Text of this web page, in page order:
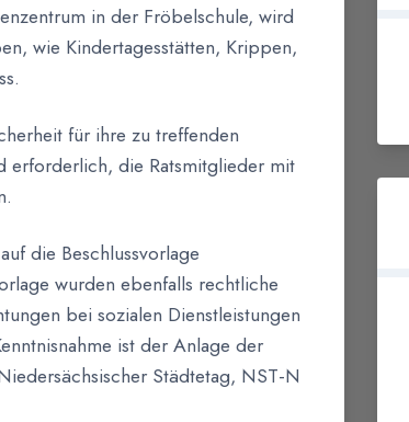
in der Fröbelschule, wird
wie Kindertagesstätten, Krippen,
für ihre zu treffenden
erforderlich, die Ratsmitglieder mit
die Beschlussvorlage
wurden ebenfalls rechtliche
bei sozialen Dienstleistungen
ist der Anlage der
Städtetag, NST-N